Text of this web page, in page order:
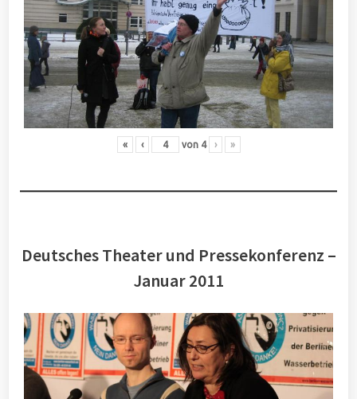
« ‹ von 4 › »
Deutsches Theater und Pressekonferenz –
Januar 2011